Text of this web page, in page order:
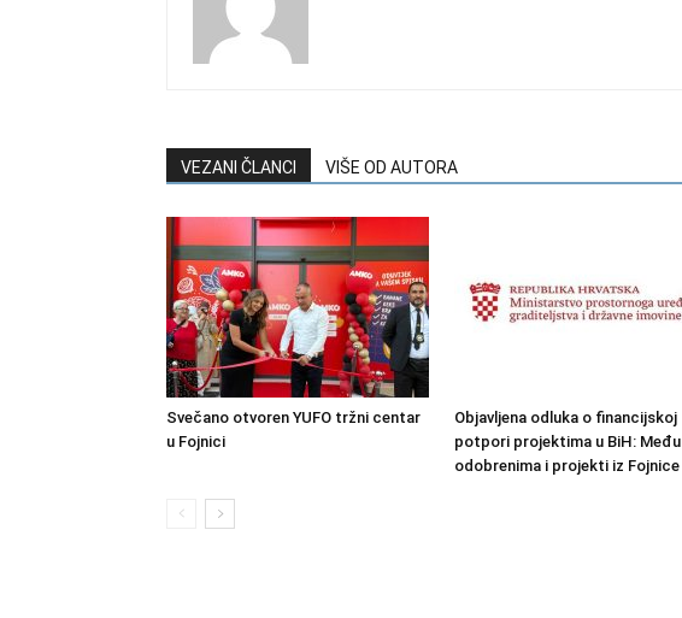
VEZANI ČLANCI VIŠE OD AUTORA
Svečano otvoren YUFO tržni centar
u Fojnici
Objavljena odluka o financijskoj
potpori projektima u BiH: Među
odobrenima i projekti iz Fojnice